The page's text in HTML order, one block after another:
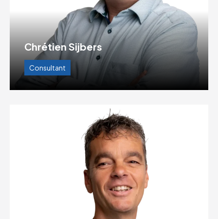
Chrétien Sijbers
Consultant